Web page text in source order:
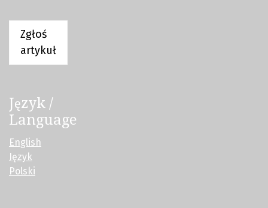
Zgłoś
artykuł
Język /
Language
English
Język
Polski